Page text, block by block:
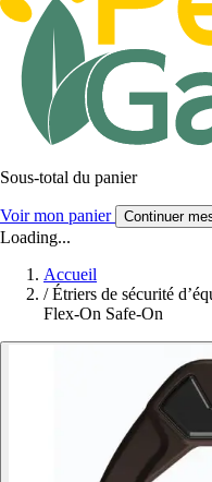
Sous-total du panier
Voir mon panier Continuer
Loading...
Accueil
/ Étriers de sécurité
Flex-On Safe-On